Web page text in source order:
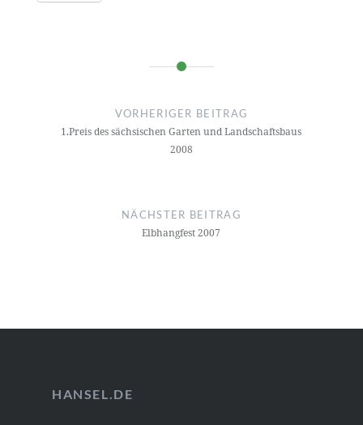
Beitragsnavigation
VORHERIGER BEITRAG
1.Preis des sächsischen Garten und Landschaftsbaus
2008
NÄCHSTER BEITRAG
Elbhangfest 2007
HANSEL.DE